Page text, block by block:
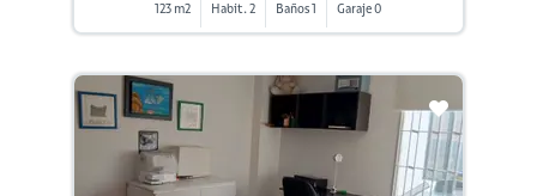
123 m2 Habit. 2 Baños 1 Garaje 0